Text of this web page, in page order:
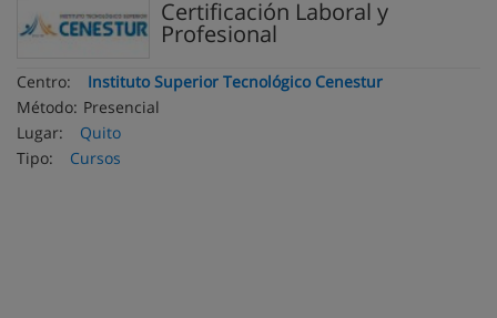
Certificación Laboral y
Profesional
Centro:
Instituto Superior Tecnológico Cenestur
Método: Presencial
Lugar:
Quito
Tipo:
Cursos